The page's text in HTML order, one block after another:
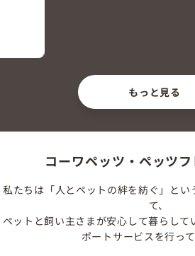
もっと見る
コーワペッツ・ペッツ
私たちは「人とペットの絆を紡ぐ」とい
て、
ペットと飼い主さまが安心して暮らし
ポートサービスを行って